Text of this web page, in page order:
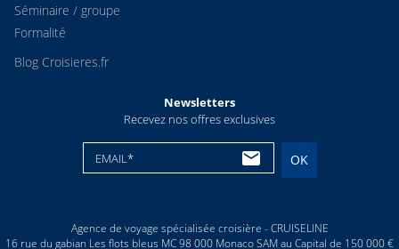
Séminaire / groupe
Formalité
Blog Croisieres.fr
Newsletters
Recevez nos offres exclusives
EMAIL* OK
Agence de voyage spécialisée croisière - CRUISELINE
16 rue du gabian Les flots bleus MC 98 000 Monaco SAM au Capital de 150 000 €